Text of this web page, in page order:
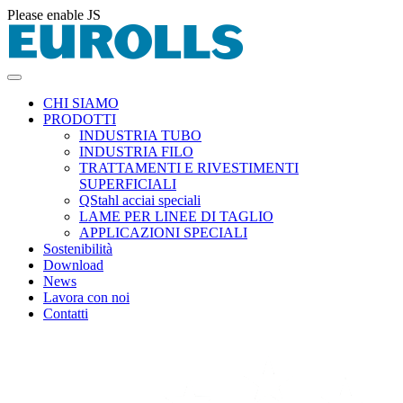
Please enable JS
CHI SIAMO
PRODOTTI
INDUSTRIA TUBO
INDUSTRIA FILO
TRATTAMENTI E RIVESTIMENTI
SUPERFICIALI
QStahl acciai speciali
LAME PER LINEE DI TAGLIO
APPLICAZIONI SPECIALI
Sostenibilità
Download
News
Lavora con noi
Contatti